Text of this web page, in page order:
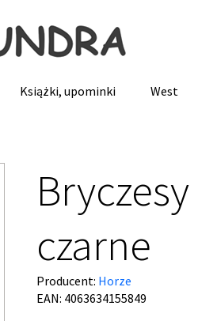
Książki, upominki West
czarne
Producent: Horze
EAN: 4063634155849